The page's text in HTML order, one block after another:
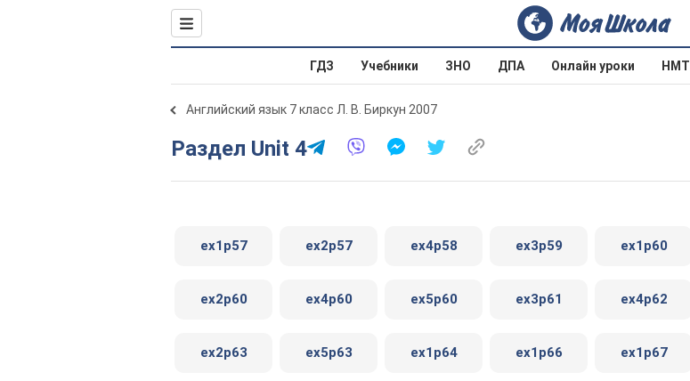
ГДЗ Учебники ЗНО ДПА Онлайн уроки НМТ
Английский язык 7 класс Л. В. Биркун 2007
Раздел Unit 4
ex1p57 ex2p57 ex4p58 ex3p59 ex1p60
ex2p60 ex4p60 ex5p60 ex3p61 ex4p62
ex2p63 ex5p63 ex1p64 ex1p66 ex1p67